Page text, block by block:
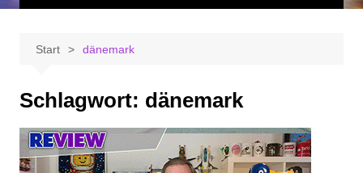
Start dänemark
Schlagwort: dänemark